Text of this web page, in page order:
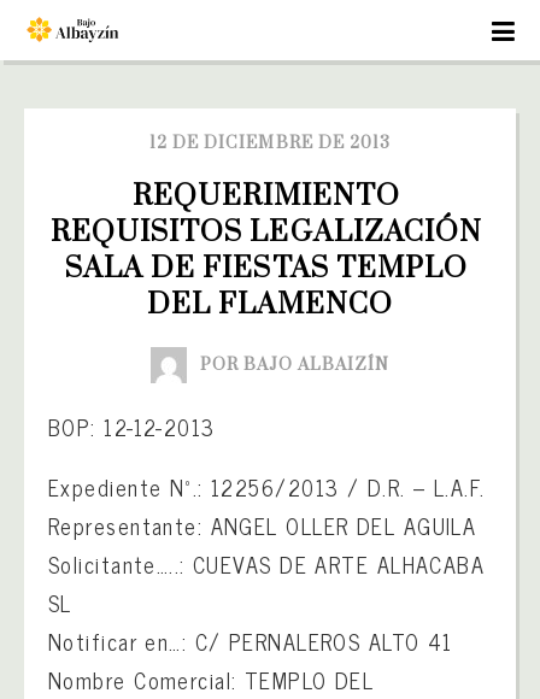
12 DE DICIEMBRE DE 2013
REQUERIMIENTO
REQUISITOS LEGALIZACIÓN
SALA DE FIESTAS TEMPLO
DEL FLAMENCO
POR BAJO ALBAIZÍN
BOP: 12-12-2013
Expediente Nº.: 12256/2013 / D.R. – L.A.F.
Representante: ANGEL OLLER DEL AGUILA
Solicitante…..: CUEVAS DE ARTE ALHACABA
SL
Notificar en…: C/ PERNALEROS ALTO 41
Nombre Comercial: TEMPLO DEL